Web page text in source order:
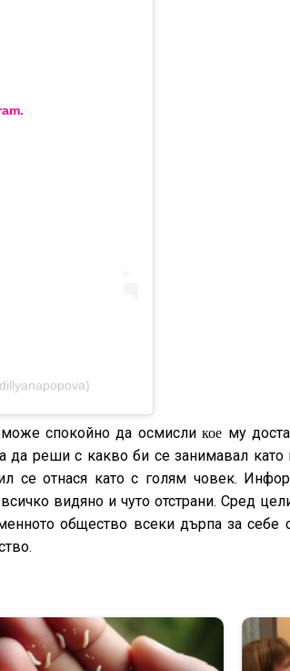
може спокойно да осмисликое му
реши с какво би се занимавал като
се отнася като с голям човек.
видяно и чуто отстрани. Сред
общество всеки дърпа за себе